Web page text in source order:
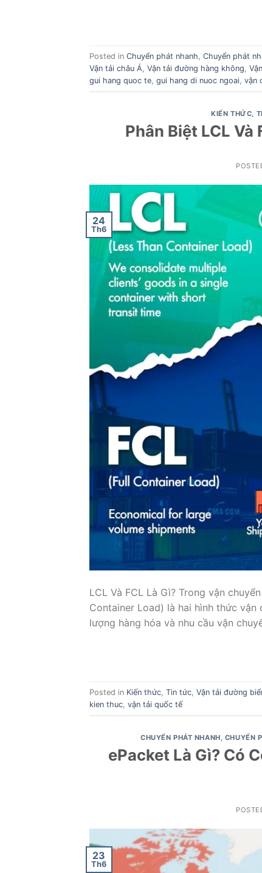
Posted in Chuyển phát nhanh Chuyển phát
Vận tải châu Á Vận tải đường hàng không
gui hang quoc te gui hang di nuoc ngoai vận
KIẾN THỨC,
Phân Biệt LCL
24
Th6
LCL Và FCL Là Gì? Trong vận
Container Load) là hai hình thức
lượng hàng hóa và nhu cầu vận
Posted in Kiến thức Tin tức Vận tải đường
kien thuc vận tải quốc tế
CHUYỂN PHÁT NHANH, CHUYỂN
ePacket Là Gì? Có
23
Th6